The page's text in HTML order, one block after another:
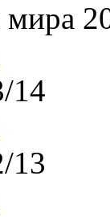
14
13